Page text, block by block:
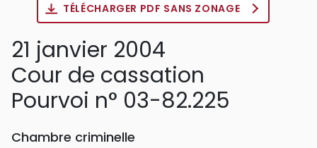
TÉLÉCHARGER PDF SANS ZONAGE
21 janvier 2004
Cour de cassation
Pourvoi n° 03-82.225
Chambre criminelle